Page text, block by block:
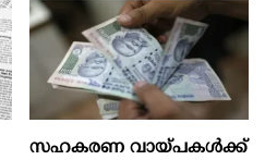
സഹകരണ വായ്പകള്‍ക്ക്